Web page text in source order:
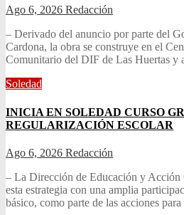
Ago 6, 2026 Redacción
– Derivado del anuncio por parte del
Cardona, la obra se construye en el
Comunitario del DIF de Las Huertas y
Soledad
INICIA EN SOLEDAD CURSO
REGULARIZACIÓN ESCOLAR
Ago 6, 2026 Redacción
– La Dirección de Educación y
esta estrategia con una amplia
básico, como parte de las acciones